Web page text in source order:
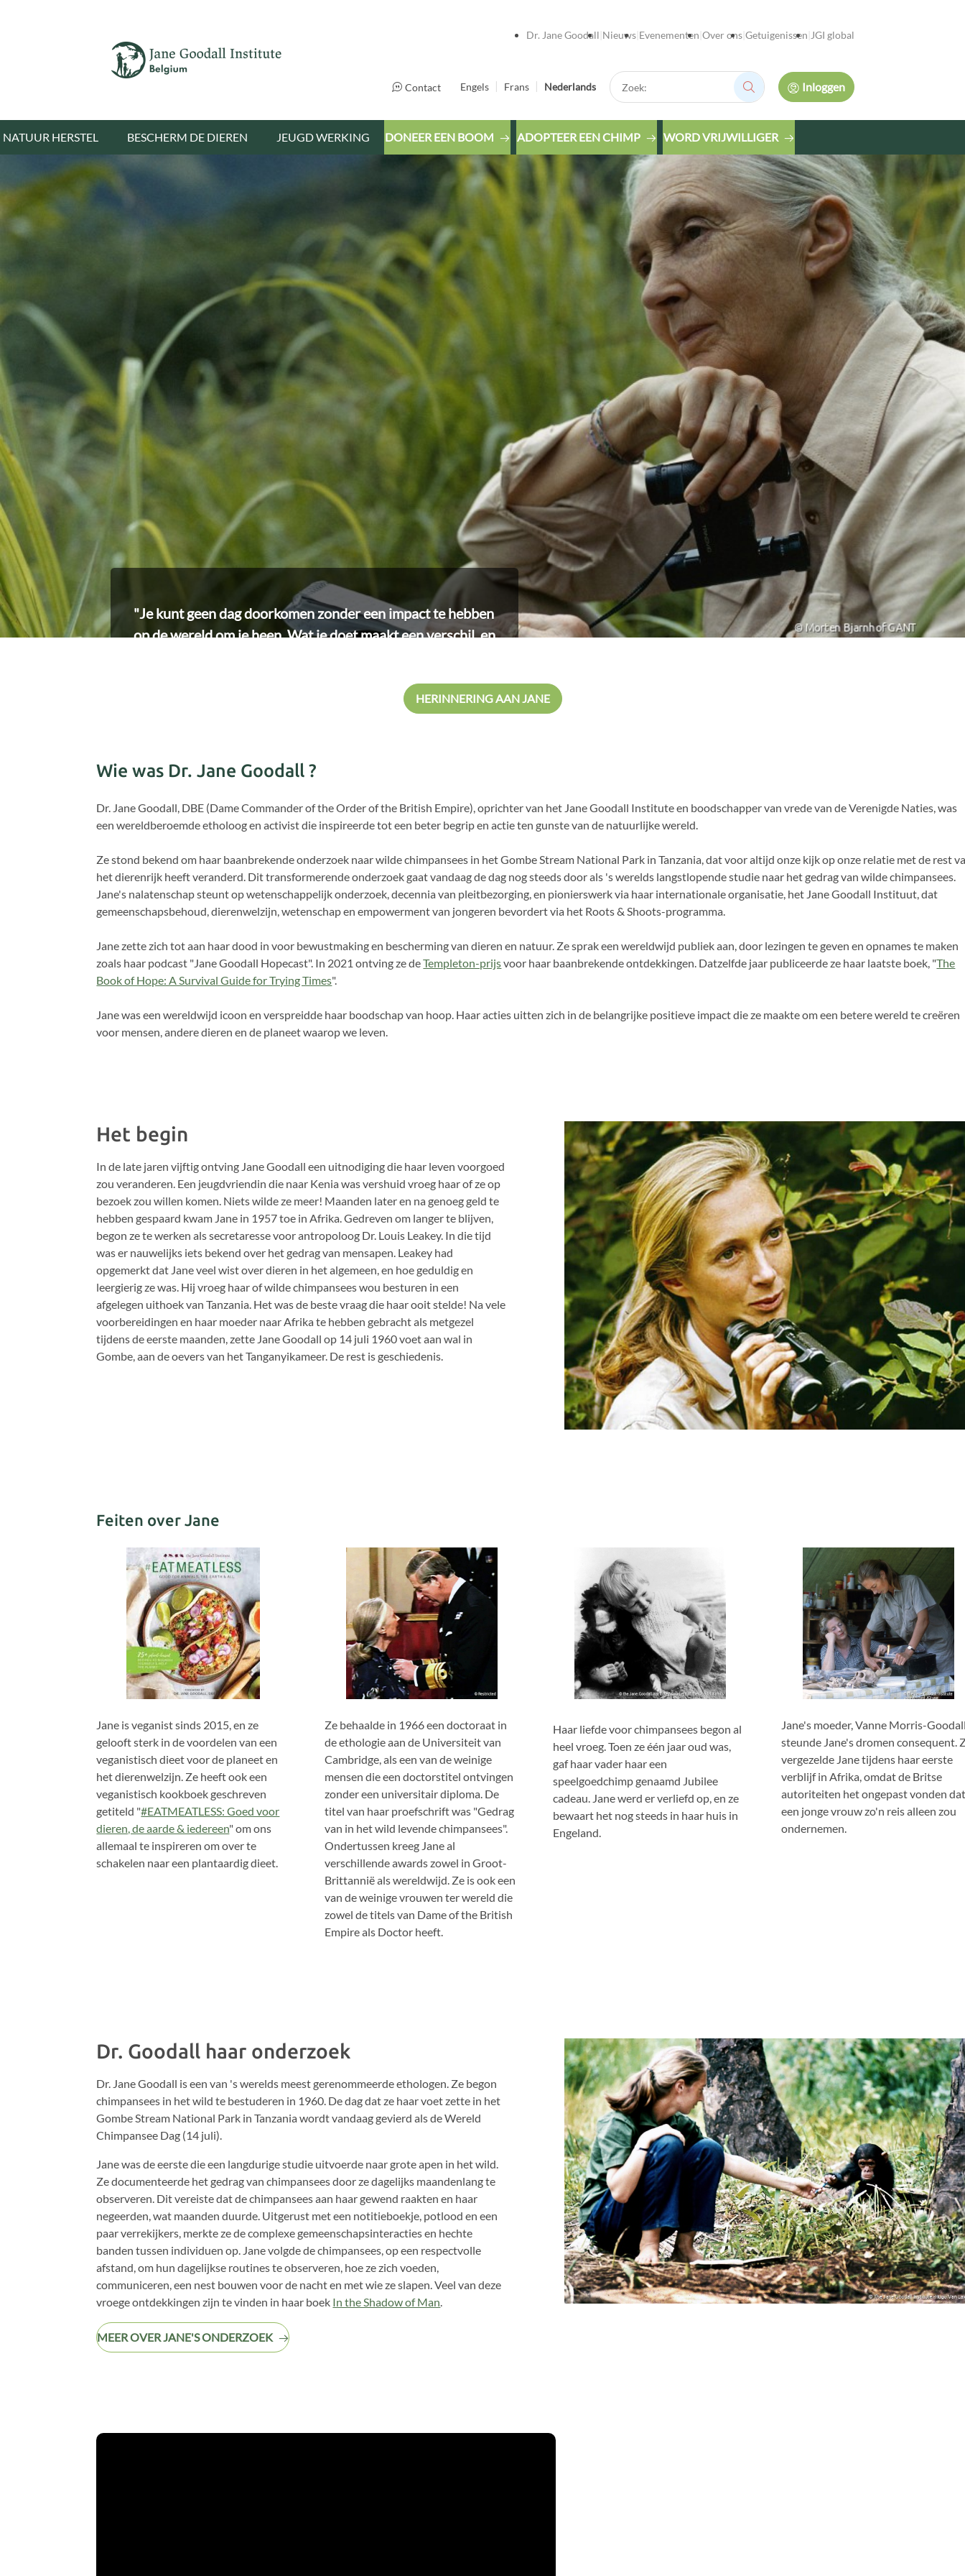
Dr. Jane Goodall Nieuws Evenementen Over ons Getuigenissen JGI global
Contact Engels Frans Nederlands
Zoek:
Zoek:
Inloggen
NATUUR HERSTEL BESCHERM DE DIEREN JEUGD WERKING DONEER EEN BOOM ADOPTEER EEN CHIMP WORD VRIJWILLIGER
"Je kunt geen dag doorkomen zonder een impact te hebben
op de wereld om je heen. Wat je doet maakt een verschil, en
HERINNERING AAN JANE
Wie was Dr. Jane Goodall ?
Dr. Jane Goodall, DBE (Dame Commander of the Order of the British Empire), oprichter van het Jane Goodall Institute en boodschapper van vrede van de Verenigde Naties, was
een wereldberoemde etholoog en activist die inspireerde tot een beter begrip en actie ten gunste van de natuurlijke wereld.
Ze stond bekend om haar baanbrekende onderzoek naar wilde chimpansees in het Gombe Stream National Park in Tanzania, dat voor altijd onze kijk op onze relatie met de rest
het dierenrijk heeft veranderd. Dit transformerende onderzoek gaat vandaag de dag nog steeds door als 's werelds langstlopende studie naar het gedrag van wilde chimpansees.
Jane's nalatenschap steunt op wetenschappelijk onderzoek, decennia van pleitbezorging, en pionierswerk via haar internationale organisatie, het Jane Goodall Instituut, dat
gemeenschapsbehoud, dierenwelzijn, wetenschap en empowerment van jongeren bevordert via het Roots & Shoots-programma.
Jane zette zich tot aan haar dood in voor bewustmaking en bescherming van dieren en natuur. Ze sprak een wereldwijd publiek aan, door lezingen te geven en opnames te maken
zoals haar podcast "Jane Goodall Hopecast". In 2021 ontving ze deTempleton-prijsvoor haar baanbrekende ontdekkingen. Datzelfde jaar publiceerde ze haar laatste boek, "The
Book of Hope: A Survival Guide for Trying Times".
Jane was een wereldwijd icoon en verspreidde haar boodschap van hoop. Haar acties uitten zich in de belangrijke positieve impact die ze maakte om een betere wereld te creëren
voor mensen, andere dieren en de planeet waarop we leven.
Het begin
In de late jaren vijftig ontving Jane Goodall een uitnodiging die haar leven voorgoed
zou veranderen. Een jeugdvriendin die naar Kenia was vershuid vroeg haar of ze op
bezoek zou willen komen. Niets wilde ze meer! Maanden later en na genoeg geld te
hebben gespaard kwam Jane in 1957 toe in Afrika. Gedreven om langer te blijven,
begon ze te werken als secretaresse voor antropoloog Dr. Louis Leakey. In die tijd
was er nauwelijks iets bekend over het gedrag van mensapen. Leakey had
opgemerkt dat Jane veel wist over dieren in het algemeen, en hoe geduldig en
leergierig ze was. Hij vroeg haar of wilde chimpansees wou besturen in een
afgelegen uithoek van Tanzania. Het was de beste vraag die haar ooit stelde! Na vele
voorbereidingen en haar moeder naar Afrika te hebben gebracht als metgezel
tijdens de eerste maanden, zette Jane Goodall op 14 juli 1960 voet aan wal in
Gombe, aan de oevers van het Tanganyikameer. De rest is geschiedenis.
Feiten over Jane
Jane is veganist sinds 2015, en ze
gelooft sterk in de voordelen van een
veganistisch dieet voor de planeet en
het dierenwelzijn. Ze heeft ook een
veganistisch kookboek geschreven
getiteld "#EATMEATLESS: Goed voor
dieren, de aarde & iedereen" om ons
allemaal te inspireren om over te
schakelen naar een plantaardig dieet.
Ze behaalde in 1966 een doctoraat in
de ethologie aan de Universiteit van
Cambridge, als een van de weinige
mensen die een doctorstitel ontvingen
zonder een universitair diploma. De
titel van haar proefschrift was "Gedrag
van in het wild levende chimpansees".
Ondertussen kreeg Jane al
verschillende awards zowel in Groot-
Brittannië als wereldwijd. Ze is ook een
van de weinige vrouwen ter wereld die
zowel de titels van Dame of the British
Empire als Doctor heeft.
Haar liefde voor chimpansees begon al
heel vroeg. Toen ze één jaar oud was,
gaf haar vader haar een
speelgoedchimp genaamd Jubilee
cadeau. Jane werd er verliefd op, en ze
bewaart het nog steeds in haar huis in
Engeland.
Jane's moeder, Vanne Morris-
steunde Jane's dromen consequent.
vergezelde Jane tijdens haar eerste
verblijf in Afrika, omdat de Britse
autoriteiten het ongepast vonden
een jonge vrouw zo'n reis alleen zou
ondernemen.
Dr. Goodall haar onderzoek
Dr. Jane Goodall is een van 's werelds meest gerenommeerde ethologen. Ze begon
chimpansees in het wild te bestuderen in 1960. De dag dat ze haar voet zette in het
Gombe Stream National Park in Tanzania wordt vandaag gevierd als de Wereld
Chimpansee Dag (14 juli).
Jane was de eerste die een langdurige studie uitvoerde naar grote apen in het wild.
Ze documenteerde het gedrag van chimpansees door ze dagelijks maandenlang te
observeren. Dit vereiste dat de chimpansees aan haar gewend raakten en haar
negeerden, wat maanden duurde. Uitgerust met een notitieboekje, potlood en een
paar verrekijkers, merkte ze de complexe gemeenschapsinteracties en hechte
banden tussen individuen op. Jane volgde de chimpansees, op een respectvolle
afstand, om hun dagelijkse routines te observeren, hoe ze zich voeden,
communiceren, een nest bouwen voor de nacht en met wie ze slapen. Veel van deze
vroege ontdekkingen zijn te vinden in haar boek In the Shadow of Man.
MEER OVER JANE'S ONDERZOEK